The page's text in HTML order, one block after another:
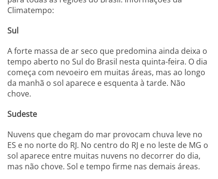
Climatempo:
Sul
A forte massa de ar seco que predomina ainda deixa o
tempo aberto no Sul do Brasil nesta quinta-feira. O dia
começa com nevoeiro em muitas áreas, mas ao longo
da manhã o sol aparece e esquenta à tarde. Não
chove.
Sudeste
Nuvens que chegam do mar provocam chuva leve no
ES e no norte do RJ. No centro do RJ e no leste de MG o
sol aparece entre muitas nuvens no decorrer do dia,
mas não chove. Sol e tempo firme nas demais áreas.